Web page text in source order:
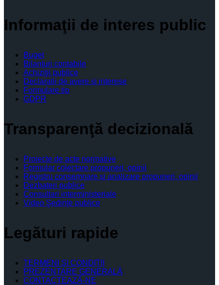
Informaţii de interes public
Buget
Bilanţuri contabile
Achiziţii publice
Declaratii de avere si interese
Formulare tip
GDPR
Transparenţă decizională
Proiecte de acte normative
Formular colectare propuneri, opinii
Registru consemnare si analizare propuneri, opinii
Dezbateri publice
Consultari interministeriale
Video Şedinţe publice
Legături rapide
TERMENI ŞI CONDIŢII
PREZENTARE GENERALĂ
CONTACTEAZĂ-NE